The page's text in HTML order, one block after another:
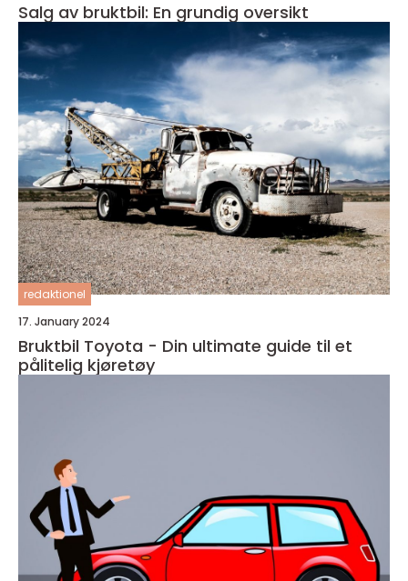
Salg av bruktbil: En grundig oversikt
redaktionel
17. January 2024
Bruktbil Toyota - Din ultimate guide til et
pålitelig kjøretøy